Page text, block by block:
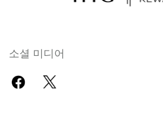
소셜 미디어